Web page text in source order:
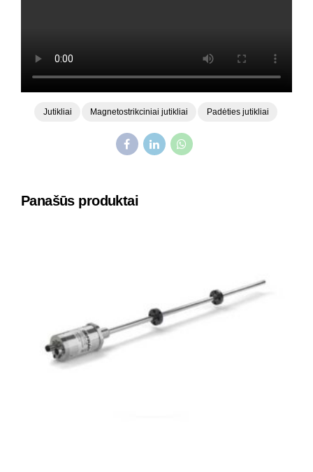
Jutikliai Magnetostrikciniai jutikliai Padėties jutikliai
Panašūs produktai